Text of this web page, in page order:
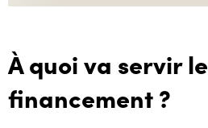
À quoi va servir le
financement ?